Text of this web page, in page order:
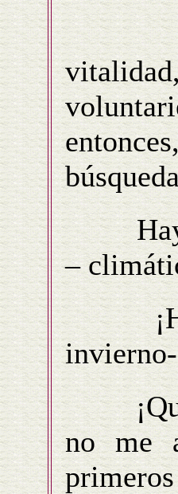
Para
Hay
–
¡Huf!
¡Qué
no me